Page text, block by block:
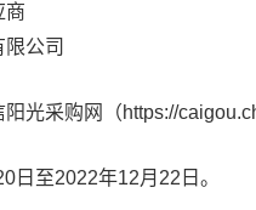
商
公司
阳光采购网（https://
日至2022年12月 22 日。